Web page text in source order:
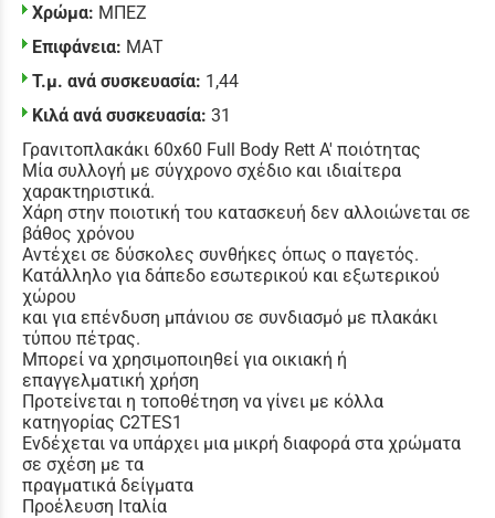
Χρώμα: ΜΠΕΖ
Επιφάνεια: ΜΑΤ
Τ.μ. ανά συσκευασία: 1,44
Κιλά ανά συσκευασία: 31
Γρανιτοπλακάκι 60x60 Full Body Rett Α' ποιότητας
Μία συλλογή με σύγχρονο σχέδιο και ιδιαίτερα
χαρακτηριστικά.
Χάρη στην ποιοτική του κατασκευή δεν αλλοιώνεται σε
βάθος χρόνου
Αντέχει σε δύσκολες συνθήκες όπως ο παγετός.
Κατάλληλο για δάπεδο εσωτερικού και εξωτερικού
χώρου
και για επένδυση μπάνιου σε συνδιασμό με πλακάκι
τύπου πέτρας.
Μπορεί να χρησιμοποιηθεί για οικιακή ή
επαγγελματική χρήση
Προτείνεται η τοποθέτηση να γίνει με κόλλα
κατηγορίας C2TES1
Ενδέχεται να υπάρχει μια μικρή διαφορά στα χρώματα
σε σχέση με τα
πραγματικά δείγματα
Προέλευση Ιταλία